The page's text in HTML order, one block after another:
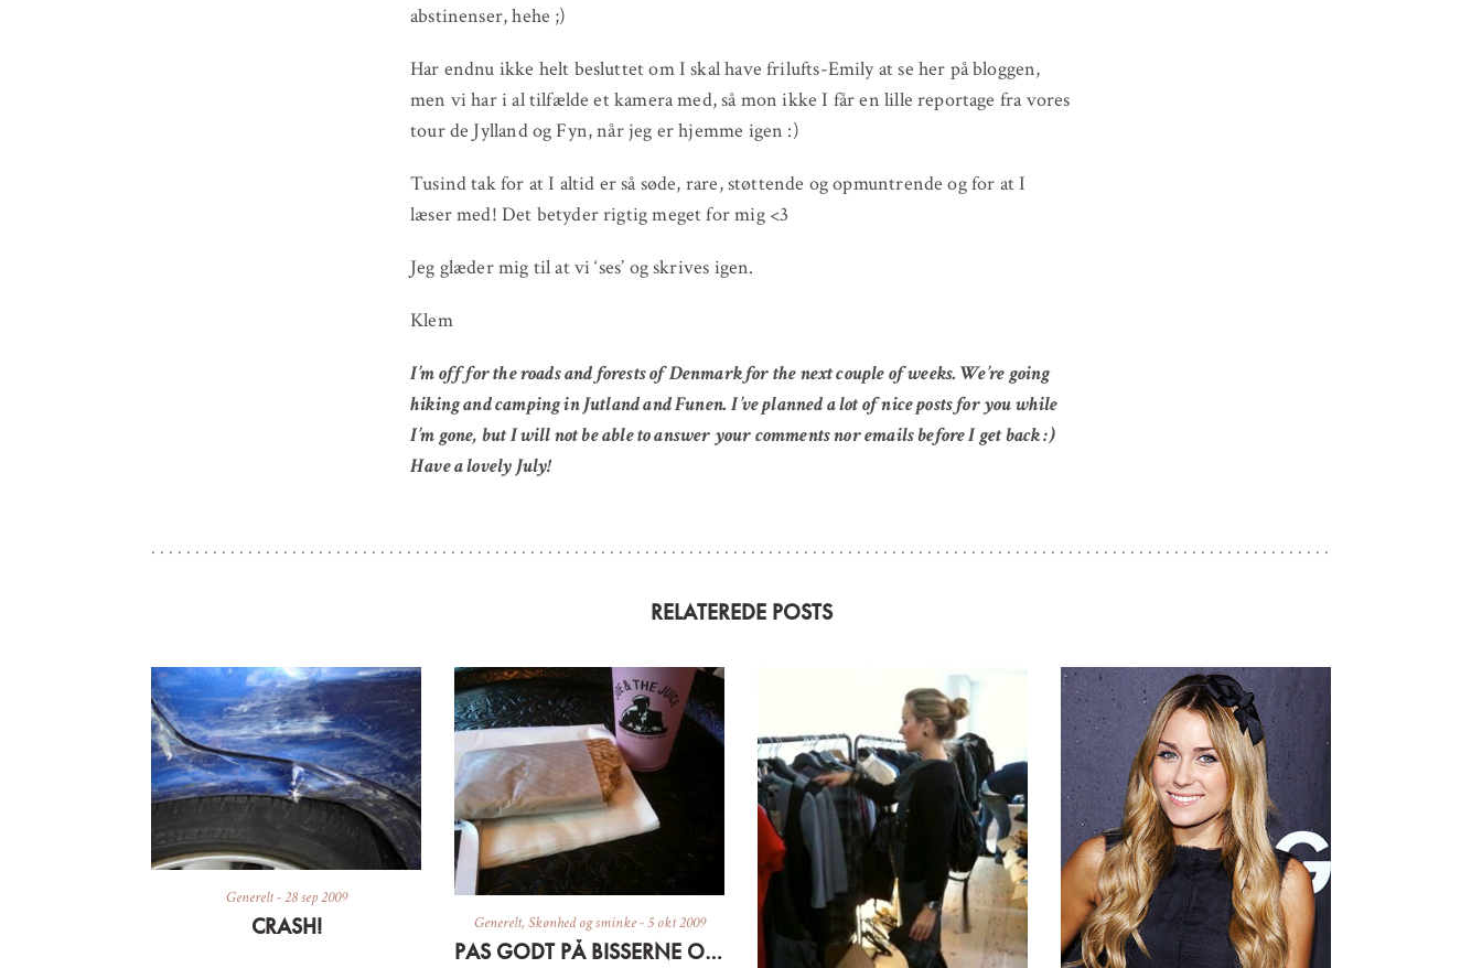
abstinenser, hehe ;)
Har endnu ikke helt besluttet om I skal have frilufts-Emily at se her på bloggen,
men vi har i al tilfælde et kamera med, så mon ikke I får en lille reportage fra vores
tour de Jylland og Fyn, når jeg er hjemme igen :)
Tusind tak for at I altid er så søde, rare, støttende og opmuntrende og for at I
læser med! Det betyder rigtig meget for mig <3
Jeg glæder mig til at vi ‘ses’ og skrives igen.
Klem
I’m off for the roads and forests of Denmark for the next couple of weeks. We’re going
hiking and camping in Jutland and Funen. I’ve planned a lot of nice posts for you while
I’m gone, but I will not be able to answer your comments nor emails before I get back :)
Have a lovely July!
RELATEREDE POSTS
Generelt-28 sep 2009
CRASH! Generelt, Skønhed og sminke-5 okt 2009
PAS GODT PÅ BISSERNE OG HUDEN